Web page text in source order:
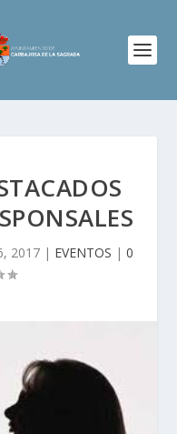
2017| EVENTOS | 0